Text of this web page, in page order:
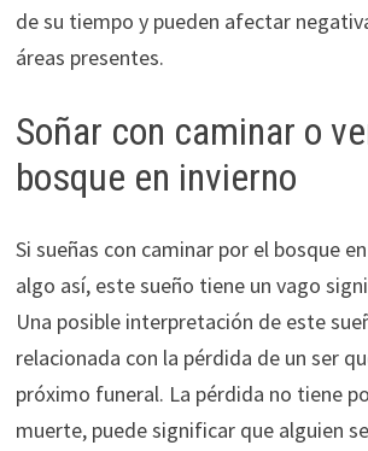
de su tiempo y pueden afectar
áreas presentes.
Soñar con caminar o
bosque en invierno
Si sueñas con caminar por el bosque
algo así, este sueño tiene un vago
Una posible interpretación de este
relacionada con la pérdida de un ser
próximo funeral. La pérdida no tiene
muerte, puede significar que alguien